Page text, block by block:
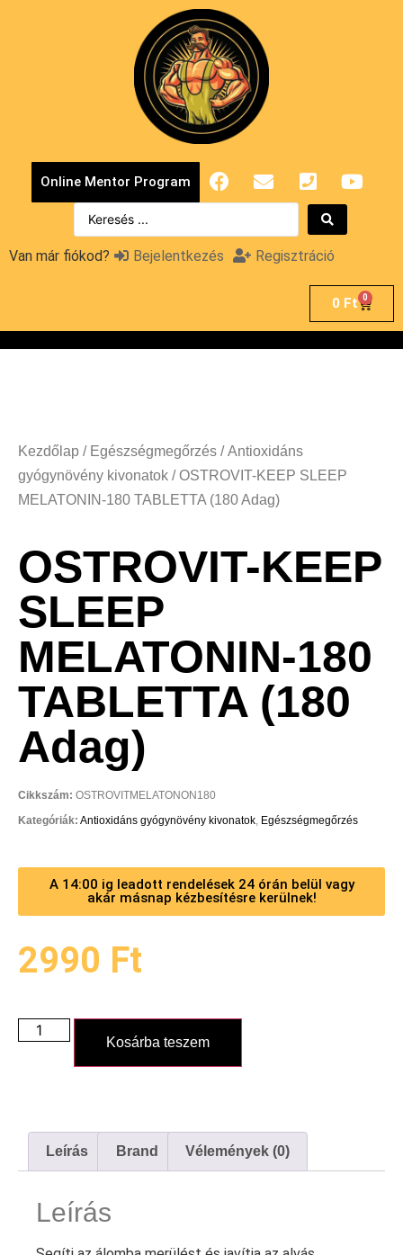
Online Mentor Program
Van már fiókod? Bejelentkezés Regisztráció
0 Ft 0
Kezdőlap / Egészségmegőrzés /Antioxidáns
gyógynövény kivonatok / OSTROVIT-KEEP SLEEP
MELATONIN-180 TABLETTA (180 Adag)
OSTROVIT-KEEP
SLEEP
MELATONIN-180
TABLETTA (180
Adag)
Cikkszám: OSTROVITMELATONON180
Kategóriák: Antioxidáns gyógynövény kivonatok, Egészségmegőrzés
A 14:00 ig leadott rendelések 24 órán belül vagy
akár másnap kézbesítésre kerülnek!
2990 Ft
Kosárba teszem
Leírás Brand Vélemények (0)
Leírás